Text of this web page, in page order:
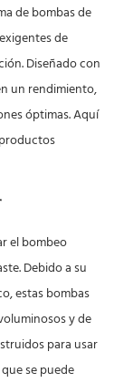
de bombas de
de
Diseñado con
un rendimiento,
óptimas. Aquí
el bombeo
Debido a su
estas bombas
y de
para usar
se puede